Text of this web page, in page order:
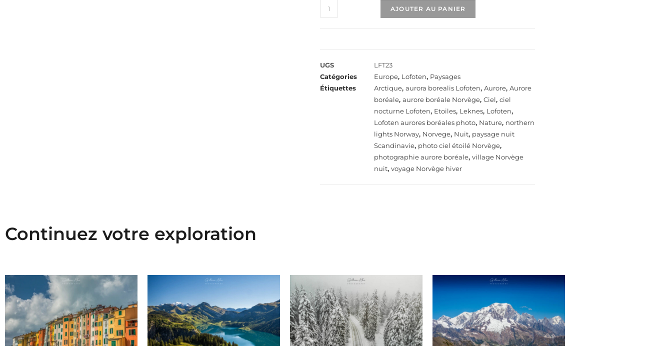
AJOUTER AU PANIER
UGS
LFT23
Catégories
Europe, Lofoten, Paysages
Étiquettes
Arctique, aurora borealis Lofoten, Aurore, Aurore
boréale, aurore boréale Norvège, Ciel, ciel
nocturne Lofoten, Etoiles, Leknes, Lofoten,
Lofoten aurores boréales photo, Nature, northern
lights Norway, Norvege, Nuit, paysage nuit
Scandinavie, photo ciel étoilé Norvège,
photographie aurore boréale, village Norvège
nuit, voyage Norvège hiver
Continuez votre exploration